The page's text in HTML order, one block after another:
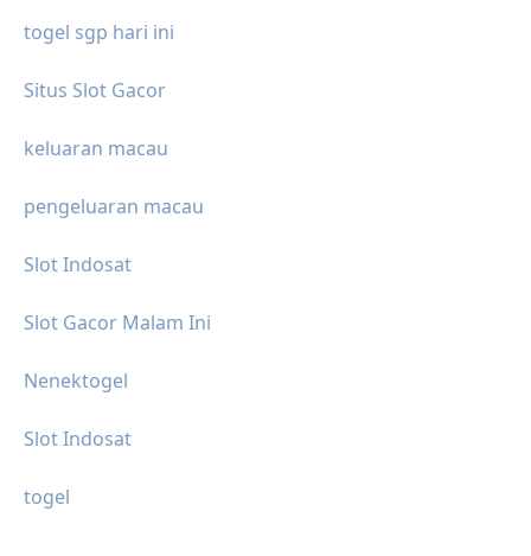
togel sgp hari ini
Situs Slot Gacor
keluaran macau
pengeluaran macau
Slot Indosat
Slot Gacor Malam Ini
Nenektogel
Slot Indosat
togel